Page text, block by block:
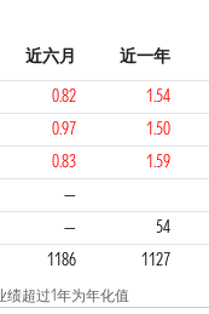
近六月
近一年
0.82
1.54
0.97
1.50
0.83
1.59
—
3 3
—
54
1186 1127
绩超过1年为年化值